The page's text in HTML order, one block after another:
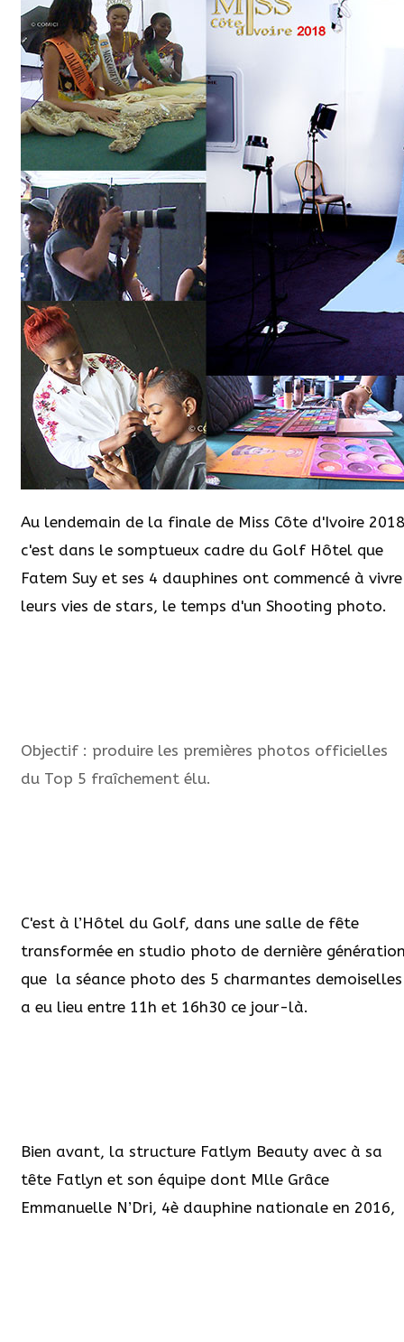
Au lendemain de la finale de Miss Côte d'Ivoire
c'est dans le somptueux cadre du Golf Hôtel que
Fatem Suy et ses 4 dauphines ont commencé à vivre
leurs vies de stars, le temps d'un Shooting photo.
Objectif : produire les premières photos officielles
du Top 5 fraîchement élu.
C'est à l’Hôtel du Golf, dans une salle de fête
transformée en studio photo de dernière
que la séance photo des 5 charmantes demoiselles
a eu lieu entre 11h et 16h30 ce jour-là.
Bien avant, la structure Fatlym Beauty avec à sa
tête Fatlyn et son équipe dont Mlle Grâce
Emmanuelle N’Dri, 4è dauphine nationale en 2016,